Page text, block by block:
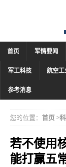
首页 军情要闻
军工科技 航空工
参考消息
您的位置： 首页>
若不使用
能打赢五